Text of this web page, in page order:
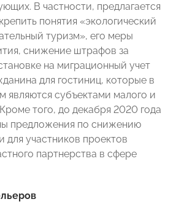
В частности, предлагается
понятия «экологический
туризм», его меры
снижение штрафов за
на миграционный учет
для гостиниц, которые в
являются субъектами малого и
того, до декабря 2020 года
предложения по снижению
для участников проектов
партнерства в сфере